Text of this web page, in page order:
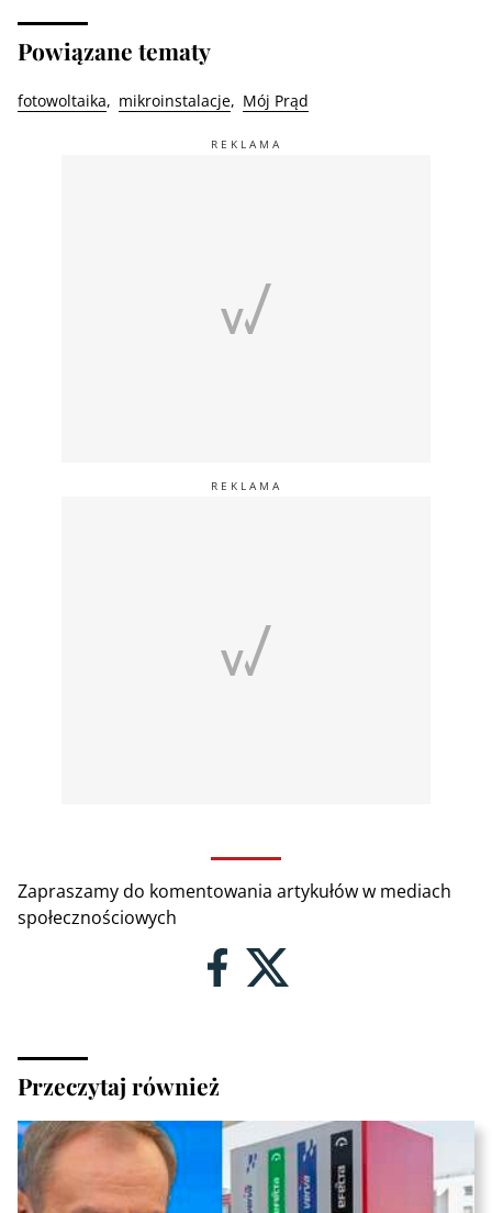
Powiązane tematy
fotowoltaika mikroinstalacje Mój Prąd
Zapraszamy do komentowania artykułów w mediach
społecznościowych
Przeczytaj również